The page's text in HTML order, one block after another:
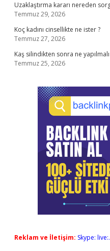
Uzaklaştırma kararı nereden
Temmuz 29, 2026
Koç kadını cinsellikte ne ister ?
Temmuz 27, 2026
Kaş silindikten sonra ne yapılmalı
Temmuz 25, 2026
Reklam ve İletişim: Skype: